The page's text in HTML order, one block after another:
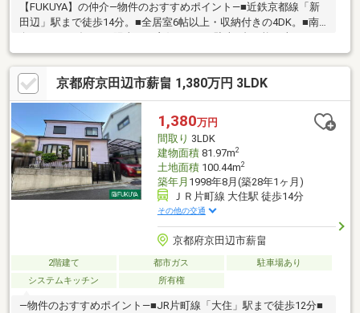
【FUKUYA】の仲介―物件のおすすめポイント―■近鉄京都線「新
田辺」駅まで徒歩14分。■全居室6帖以上・収納付きの4DK。■南
ります）■庭スペース付き◎現況空き家のためゆっくりご内覧可
能です！是非お気軽にお問合せください！◆近隣施設◆・業務ス
ーパー 京田辺店まで約1000m・セブンイレブン 京田辺河原店まで
約800m
京都府京田辺市薪畠 1,380万円 3LDK
1,380万円
間取り 3LDK
建物面積81.97m2
土地面積100.44m2
築年月 1998年8月(築28年1ヶ月)
ＪＲ片町線 大住駅 徒歩14分
その他の交通
京都府京田辺市薪畠
2階建て 都市ガス
駐車場あり
システムキッチン
所有権
―物件のおすすめポイント―■JR片町線「大住」駅まで徒歩12分■